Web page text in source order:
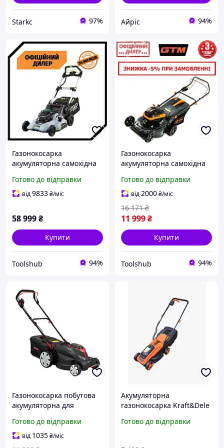
Starkс 97% Айріс 94%
Газонокосарка
акумуляторна самохідна
В, 52 см. 25-95 мм) для
дому дачі
Готово до відправки
від9833₴/міс
58 999₴
Купити
Toolshub 94%
Газонокосарка
акумуляторна самохідна
АКБ і ЗП, 48 см, 30-80 мм,
Безщітковий) для дому
Готово до відправки
від2000₴/міс
11 999₴
16 171 ₴
Купити
Toolshub 94%
Газонокосарка побутова
акумуляторна для
KO 38.1 Li (без АКБ та ЗП)
Готово до відправки
від 1035₴/міс
Акумуляторна
газонокосарка Kraft&Dele
косарка для саду
Готово до відправки